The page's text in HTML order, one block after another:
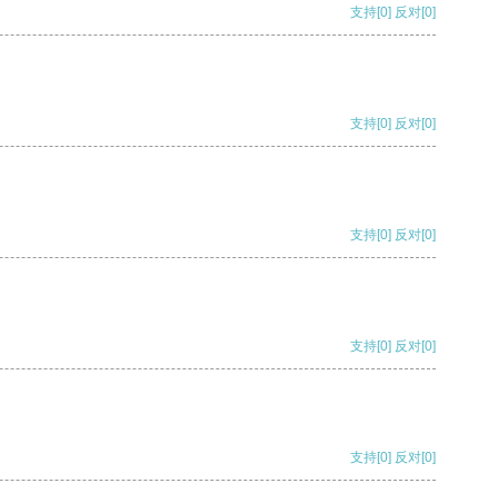
支持[0] 反对[0]
支持[0] 反对[0]
支持[0] 反对[0]
支持[0] 反对[0]
支持[0] 反对[0]